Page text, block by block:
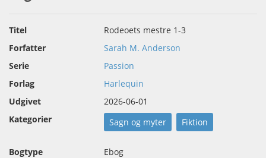
Titel
Rodeoets mestre 1-3
Forfatter
Sarah M. Anderson
Serie
Passion
Forlag
Harlequin
Udgivet
2026-06-01
Kategorier
Sagn og myter Fiktion
Bogtype
Ebog